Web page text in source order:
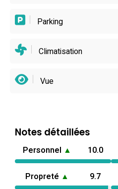
Parking
Climatisation
Vue
Notes détaillées
Personnel ▲ 10.0
Propreté ▲ 9.7